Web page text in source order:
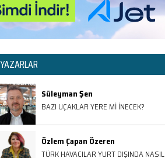
YAZARLAR
Süleyman Şen
BAZI UÇAKLAR YERE Mİ İNECEK?
Özlem Çapan Özeren
TÜRK HAVACILAR YURT DIŞINDA NASIL